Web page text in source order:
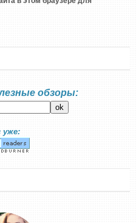
обзоры:
уже: